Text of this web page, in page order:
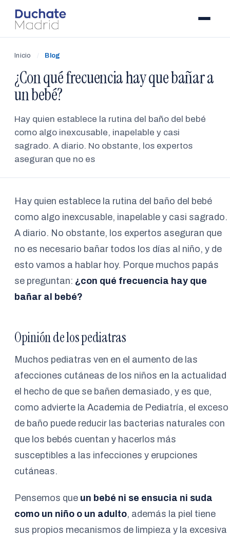
Inicio / Blog
¿Con qué frecuencia hay que bañar a
un bebé?
Hay quien establece la rutina del baño del bebé
como algo inexcusable, inapelable y casi
sagrado. A diario. No obstante, los expertos
aseguran que no es
Hay quien establece la rutina del baño del bebé
como algo inexcusable, inapelable y casi sagrado.
A diario. No obstante, los expertos aseguran que
no es necesario bañar todos los días al niño, y de
esto vamos a hablar hoy. Porque muchos papás
se preguntan: ¿con qué frecuencia hay que
bañar al bebé?
Opinión de los pediatras
Muchos pediatras ven en el aumento de las
afecciones cutáneas de los niños en la actualidad
el hecho de que se bañen demasiado, y es que,
como advierte la Academia de Pediatría, el exceso
de baño puede reducir las bacterias naturales con
que los bebés cuentan y hacerlos más
susceptibles a las infecciones y erupciones
cutáneas.
Pensemos que un bebé ni se ensucia ni suda
como un niño o un adulto, además la piel tiene
sus propios mecanismos de limpieza y la excesiva